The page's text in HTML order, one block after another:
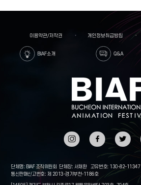
이용약관/저작권 개인정보취급방침
BIAF소개 Q&A
인스타
그램
페이스
북
트위터
단체명: BIAF 조직위원회 단체장: 서채환
고유번호: 130-82-11347
통신판매신고번호: 제 2013-경기부천-1186호